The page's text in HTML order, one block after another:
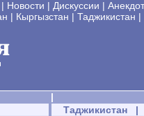
| Новости | Дискуссии |
| Кыргызстан | Таджикистан |
|
Таджикистан |